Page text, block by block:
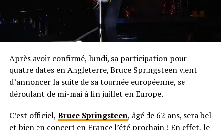
Après avoir confirmé, lundi, sa participation pour
quatre dates en Angleterre, Bruce Springsteen vient
d’annoncer la suite de sa tournée européenne, se
déroulant de mi-mai à fin juillet en Europe.
C’est officiel, Bruce Springsteen, âgé de 62 ans, sera bel
et bien en concert en France l’été prochain ! En effet, le